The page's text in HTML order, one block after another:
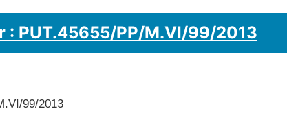
: PUT.45655/PP/M.VI/99/2013
99/2013